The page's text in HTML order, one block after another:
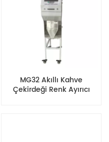
MG32 Akıllı Kahve
Çekirdeği Renk Ayırıcı